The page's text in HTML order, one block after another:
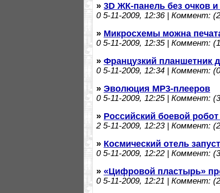
» 3D ЖК-панель без очков и
05-11-2009, 12:36 | Коммент:
» Микросхемы можна
05-11-2009, 12:35 | Коммент:
» Французкий планшетник
05-11-2009, 12:34 | Коммент:
» Эволюция MP3-плееров
05-11-2009, 12:25 | Коммент:
» Российский боевой
25-11-2009, 12:23 | Коммент:
» Космический отель
05-11-2009, 12:22 | Коммент:
» «Цифровой пластырь»
05-11-2009, 12:21 | Коммент: